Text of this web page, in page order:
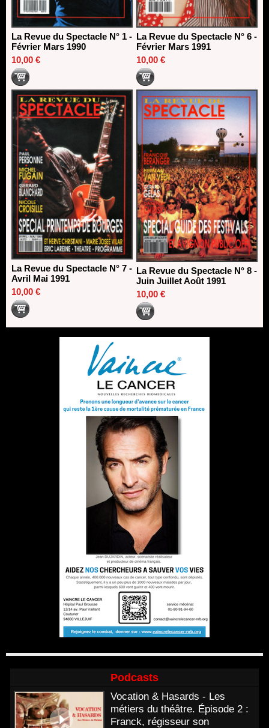
La Revue du Spectacle N° 1 -
Février Mars 1990
10,00 €
La Revue du Spectacle N° 6 -
Février Mars 1991
10,00 €
La Revue du Spectacle N° 7 -
Avril Mai 1991
10,00 €
La Revue du Spectacle N° 8 -
Juin Juillet Août 1991
10,00 €
Podcasts
Vocation & Hasards - Les
métiers du théâtre. Épisode 2 :
Franck, régisseur son